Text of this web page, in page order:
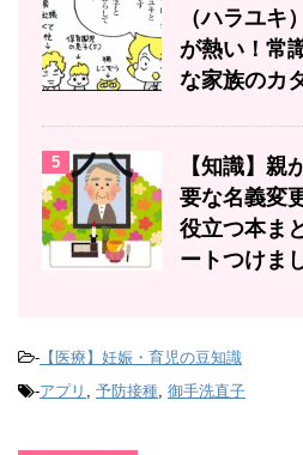
（ハラユキ
が熱い！常
な家族のカ
5
【知識】親
要な名義変
役立つ本ま
ートつけま
- 【医療】妊娠・育児の豆知識
-アプリ 予防接種 御手洗直子